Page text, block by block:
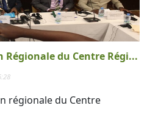
du Centre Régi...
régionale du Centre